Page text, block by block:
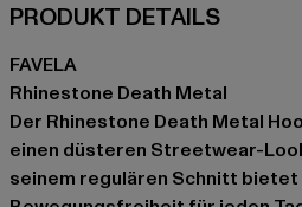
PRODUKT DETAILS
FAVELA
Rhinestone Death Metal
Der Rhinestone Death Metal
einen düsteren Streetwear-
seinem regulären Schnitt